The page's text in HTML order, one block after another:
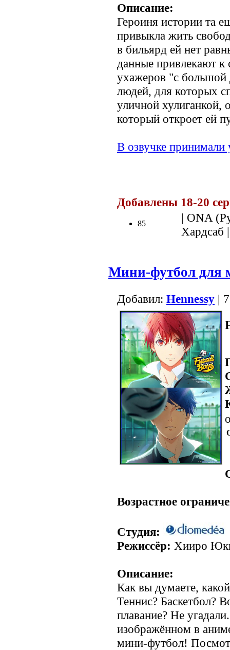
Описание:
Героиня истории та
привыкла жить
в бильярд ей нет
данные привлекают к
ухажеров "с большой
людей, для которых
уличной хулиганкой,
который откроет ей
В озвучке принимали
Добавлены 18-20
85
| ONA
Хардсаб
Мини-футбол для
Добавил: Hennessy |
Возрастное
Студия:
Режиссёр: Хииро
Описание:
Как вы думаете,
Теннис? Баскетбол?
плавание? Не
изображённом в
мини-футбол!